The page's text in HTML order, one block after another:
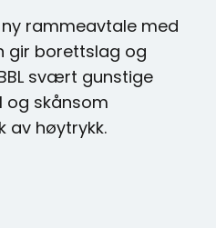
ny rammeavtale med
gir borettslag og
svært gunstige
og skånsom
av høytrykk.